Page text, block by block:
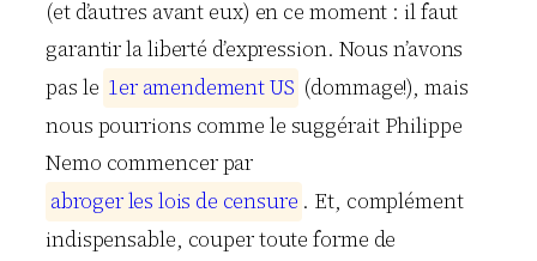
(et d’autres avant eux) en ce moment : il faut
garantir la liberté d’expression. Nous n’avons
pas le 1er amendementUS (dommage!), mais
nous pourrions comme le suggérait Philippe
Nemo commencer par
abrogerles lois de censure . Et, complément
indispensable, couper toute forme de